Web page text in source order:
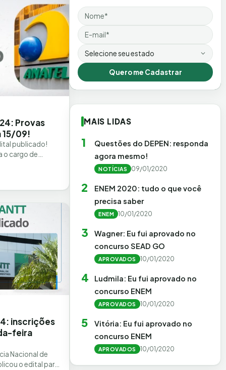
Provas
15/09!
publicado!
o cargo de
que…
inscrições
feira
Nacional de
o edital para
Nome
Email
Estado
Quero me Cadastrar
MAIS LIDAS
1
Questões do DEPEN: responda
agora mesmo!
NOTÍCIAS 09/01/2020
2
ENEM 2020: tudo o que você
precisa saber
ENEM 10/01/2020
3
Wagner: Eu fui aprovado no
concurso SEAD GO
APROVADOS 10/01/2020
4
Ludmila: Eu fui aprovado no
concurso ENEM
APROVADOS 10/01/2020
5
Vitória: Eu fui aprovado no
concurso ENEM
APROVADOS 10/01/2020